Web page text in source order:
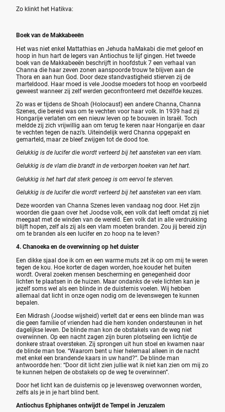
Zo klinkt het Hatikva:
Boek van de Makkabeeën
Het was niet enkel Mattathias en Jehuda haMakabi die met geloof en
hoop in hun hart de legers van Antiochus te lijf gingen. Het tweede
boek van de Makkabeeën beschrijft in hoofdstuk 7 een verhaal van
Channa die haar zeven zonen aanspoorde trouw te blijven aan de
Thora en aan hun God. Door deze standvastigheid stierven zij de
marteldood. Haar moed is vele Joodse moeders tot hoop en voorbeeld
geweest wanneer zij zelf werden geconfronteerd met dezelfde keuzes.
Zo was er tijdens de Shoah (Holocaust) een andere Channa, Channa
Szenes, die bereid was om te vechten voor haar volk. In 1939 had zij
Hongarije verlaten om een nieuw leven op te bouwen in Israël. Toch
meldde zij zich vrijwillig aan om terug te keren naar Hongarije en daar
te vechten tegen de nazi’s. Uiteindelijk werd Channa opgepakt en
gemarteld, maar ze bleef zwijgen tot de dood toe.
Gelukkig is de lucifer die wordt verteerd bij het aansteken van een vlam.
Gelukkig is de vlam die brandt in de verborgen hoeken van het hart.
Gelukkig is het hart dat sterk genoeg is om eervol te sterven.
Gelukkig is de lucifer die wordt verteerd bij het aansteken van een vlam.
Deze woorden van Channa Szenes leven vandaag nog door. Het zijn
woorden die gaan over het Joodse volk, een volk dat leeft omdat zij niet
meegaat met de winden van de wereld. Een volk dat in alle verdrukking
blijft hopen, zelf als zij als een vlam moeten branden. Zou jij bereid zijn
om te branden als een lucifer en zo hoop na te leven?
4. Chanoeka en de overwinning op het duister
Een dikke sjaal doe ik om en een warme muts zet ik op om mij te weren
tegen de kou. Hoe korter de dagen worden, hoe kouder het buiten
wordt. Overal zoeken mensen bescherming en genegenheid door
lichten te plaatsen in de huizen. Maar ondanks de vele lichten kan je
jezelf soms wel als een blinde in de duisternis voelen. Wij hebben
allemaal dat licht in onze ogen nodig om de levenswegen te kunnen
bepalen.
Een Midrash (Joodse wijsheid) vertelt dat er eens een blinde man was
die geen familie of vrienden had die hem konden ondersteunen in het
dagelijkse leven. De blinde man kon de obstakels van de weg niet
overwinnen. Op een nacht zagen zijn buren plotseling een lichtje de
donkere straat oversteken. Zij sprongen uit hun stoel en kwamen naar
de blinde man toe. “Waarom bent u hier helemaal alleen in de nacht
met enkel een brandende kaars in uw hand?”. De blinde man
antwoordde hen: “Door dit licht zien jullie wat ik niet kan zien om mij zo
te kunnen helpen de obstakels op de weg te overwinnen”.
Door het licht kan de duisternis op je levensweg overwonnen worden,
zelfs als je in je hart blind bent.
Antiochus Ephiphanes ontwijdt de Tempel in Jeruzalem